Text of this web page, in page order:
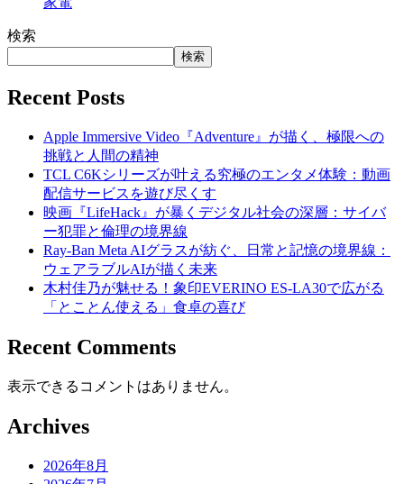
検索
検索
Recent Posts
Apple Immersive Video『Adventure』が描く、極限への
挑戦と人間の精神
TCL C6Kシリーズが叶える究極のエンタメ体験：動画
配信サービスを遊び尽くす
映画『LifeHack』が暴くデジタル社会の深層：サイバ
ー犯罪と倫理の境界線
Ray-Ban Meta AIグラスが紡ぐ、日常と記憶の境界線：
ウェアラブルAIが描く未来
木村佳乃が魅せる！象印EVERINO ES-LA30で広がる
「とことん使える」食卓の喜び
Recent Comments
表示できるコメントはありません。
Archives
2026年8月